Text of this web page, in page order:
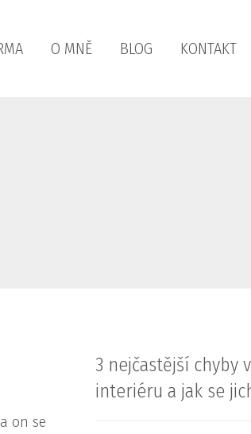
O MNĚ BLOG KONTAKT
on se
3 nejčastější chyby
interiéru a jak se